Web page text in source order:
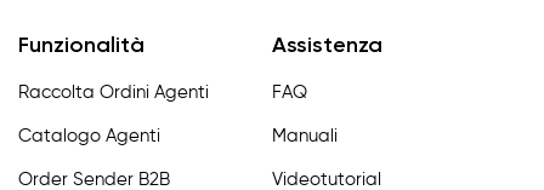
Funzionalità
Raccolta Ordini Agenti
Catalogo Agenti
Order Sender B2B
Assistenza
FAQ
Manuali
Videotutorial